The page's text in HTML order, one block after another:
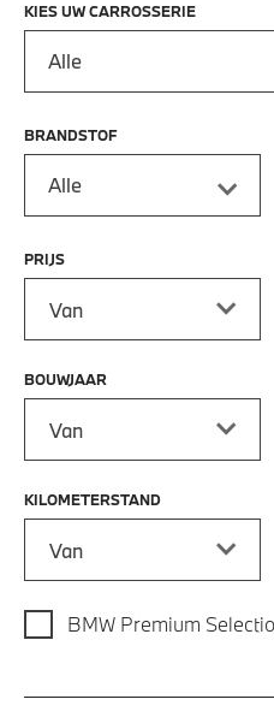
KIES UW CARROSSERIE
Alle
BRANDSTOF
Alle
PRIJS
BOUWJAAR
KILOMETERSTAND
BMW Premium